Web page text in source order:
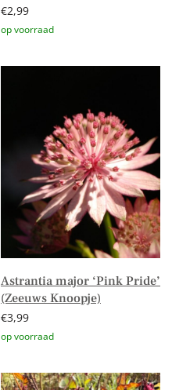
€2,99
Astrantia major ‘Pink Pride’
(Zeeuws Knoopje)
€3,99